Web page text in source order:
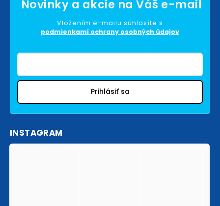
Vložením e-mailu súhlasíte s
podmienkami ochrany osobných údajov
Prihlásiť sa
INSTAGRAM